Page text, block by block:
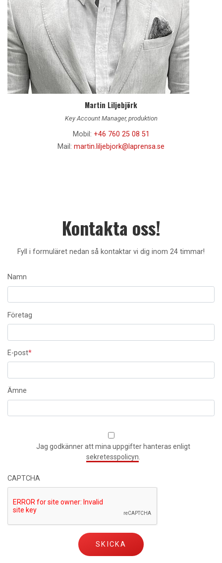
Martin Liljebjörk
Key Account Manager, produktion
Mobil: +46 760 25 08 51
Mail: martin.liljebjork@laprensa.se
Kontakta oss!
Fyll i formuläret nedan så kontaktar vi dig inom 24 timmar!
Namn
Företag
E-post*
Ämne
Jag godkänner att mina uppgifter hanteras enligt
sekretesspolicyn.
CAPTCHA